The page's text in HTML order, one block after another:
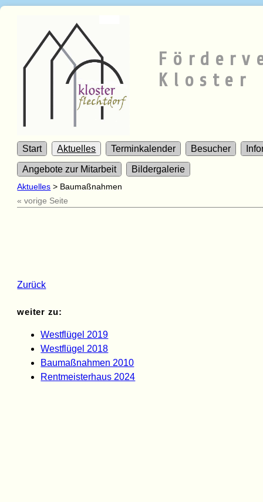
Kloster
Start Aktuelles Terminkalender Besucher
Angebote zur Mitarbeit Bildergalerie
Aktuelles > Baumaßnahmen
« vorige Seite
Zurück
weiter zu:
Westflügel 2019
Westflügel 2018
Baumaßnahmen 2010
Rentmeisterhaus 2024